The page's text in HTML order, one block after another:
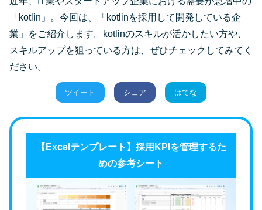
「kotlin」。今回は、「kotlinを採用して開発している企
業」をご紹介します。kotlinのスキルが活かしたい方や、
スキルアップを狙っている方は、ぜひチェックしてみてく
ださい。
ツイート シェア はてな
【Excelテンプレート】採用KPIを管理するた
めの参考シート